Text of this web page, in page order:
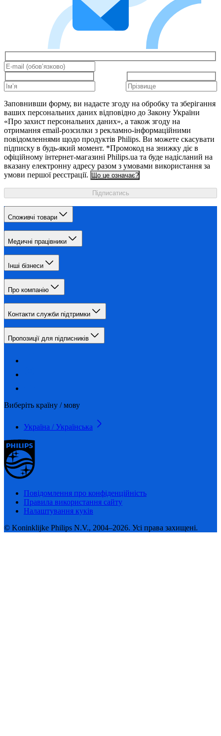
Заповнивши форму, ви надаєте згоду на обробку та зберігання
ваших персональних даних відповідно до Закону України
«Про захист персональних даних», а також згоду на
отримання email-розсилки з рекламно-інформаційними
повідомленнями щодо продуктів Philips. Ви можете скасувати
підписку в будь-який момент. *Промокод на знижку діє в
офіційному інтернет-магазині Philips.ua та буде надісланий на
вказану електронну адресу разом з умовами використання за
умови першої реєстрації. Що це означає?
Підписатись
Споживчі товари
Медичні працівники
Інші бізнеси
Про компанію
Контакти служби підтримки
Пропозиції для підписників
Виберіть країну / мову
Україна / Українська
Повідомлення про конфіденційність
Правила використання сайту
Налаштування куків
© Koninklijke Philips N.V., 2004–2026. Усі права захищені.